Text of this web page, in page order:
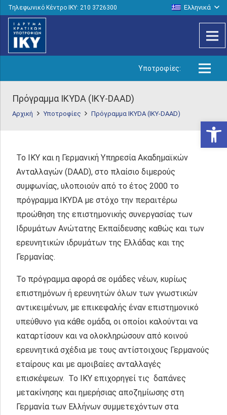
Τηλεφωνικό Κέντρο IKY: 210 3726300 Ελληνικά
Υποτροφίες:
Πρόγραμμα IKYDA (IKY-DAAD)
Αρχική Υποτροφίες Πρόγραμμα IKYDA (IKY-DAAD)
Το ΙΚΥ και η Γερμανική Υπηρεσία Ακαδημαϊκών
Ανταλλαγών (DAAD), στο πλαίσιο διμερούς
συμφωνίας, υλοποιούν από το έτος 2000 το
πρόγραμμα ΙΚΥDA με στόχο την περαιτέρω
προώθηση της επιστημονικής συνεργασίας των
Ιδρυμάτων Ανώτατης Εκπαίδευσης καθώς και των
ερευνητικών ιδρυμάτων της Ελλάδας και της
Γερμανίας.
Το πρόγραμμα αφορά σε ομάδες νέων, κυρίως
επιστημόνων ή ερευνητών όλων των γνωστικών
αντικειμένων, με επικεφαλής έναν επιστημονικό
υπεύθυνο για κάθε ομάδα, οι οποίοι καλούνται να
καταρτίσουν και να ολοκληρώσουν από κοινού
ερευνητικά σχέδια με τους αντίστοιχους Γερμανούς
εταίρους και με αμοιβαίες ανταλλαγές
επισκέψεων. Το ΙΚΥ επιχορηγεί τις δαπάνες
μετακίνησης και ημερήσιας αποζημίωσης στη
Γερμανία των Ελλήνων συμμετεχόντων στα